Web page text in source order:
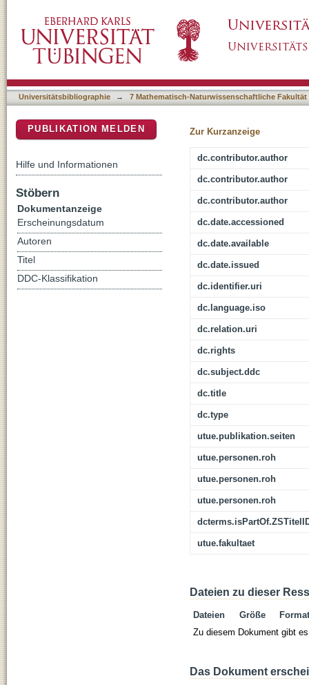
Universitätsbibliographie → 7 Mathematisch-Naturwissenschaftliche Fakultät
Zur Kurzanzeige
dc.contributor.author
dc.contributor.author
dc.contributor.author
dc.date.accessioned
dc.date.available
dc.date.issued
dc.identifier.uri
dc.language.iso
dc.relation.uri
dc.rights
dc.subject.ddc
dc.title
dc.type
utue.publikation.seiten
utue.personen.roh
utue.personen.roh
utue.personen.roh
utue.fakultaet
Dateien zu dieser
Dateien Größe
Format
Zu diesem Dokument gibt
Das Dokument
PUBLIKATION MELDEN
Hilfe und Informationen
Stöbern
Dokumentanzeige
Erscheinungsdatum
Autoren
Titel
DDC-Klassifikation